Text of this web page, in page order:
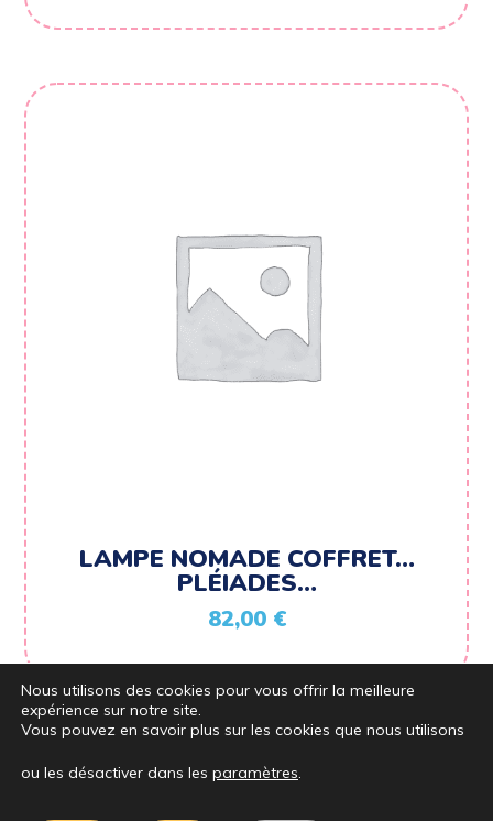
LAMPE NOMADE COFFRET…
PLÉIADES…
82,00 €
Nous utilisons des cookies pour vous offrir la meilleure
expérience sur notre site.
Vous pouvez en savoir plus sur les cookies que nous utilisons
ou les désactiver dans les paramètres.